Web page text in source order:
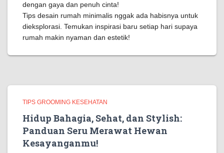
dengan gaya dan penuh cinta!
Tips desain rumah minimalis nggak ada habisnya untuk
dieksplorasi. Temukan inspirasi baru setiap hari supaya
rumah makin nyaman dan estetik!
TIPS GROOMING KESEHATAN
Hidup Bahagia, Sehat, dan Stylish:
Panduan Seru Merawat Hewan
Kesayanganmu!